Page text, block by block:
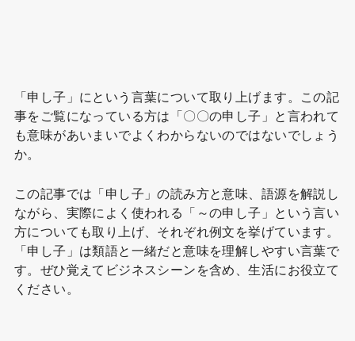
「申し子」にという言葉について取り上げます。この記
事をご覧になっている方は「〇〇の申し子」と言われて
も意味があいまいでよくわからないのではないでしょう
か。
この記事では「申し子」の読み方と意味、語源を解説し
ながら、実際によく使われる「～の申し子」という言い
方についても取り上げ、それぞれ例文を挙げています。
「申し子」は類語と一緒だと意味を理解しやすい言葉で
す。ぜひ覚えてビジネスシーンを含め、生活にお役立て
ください。